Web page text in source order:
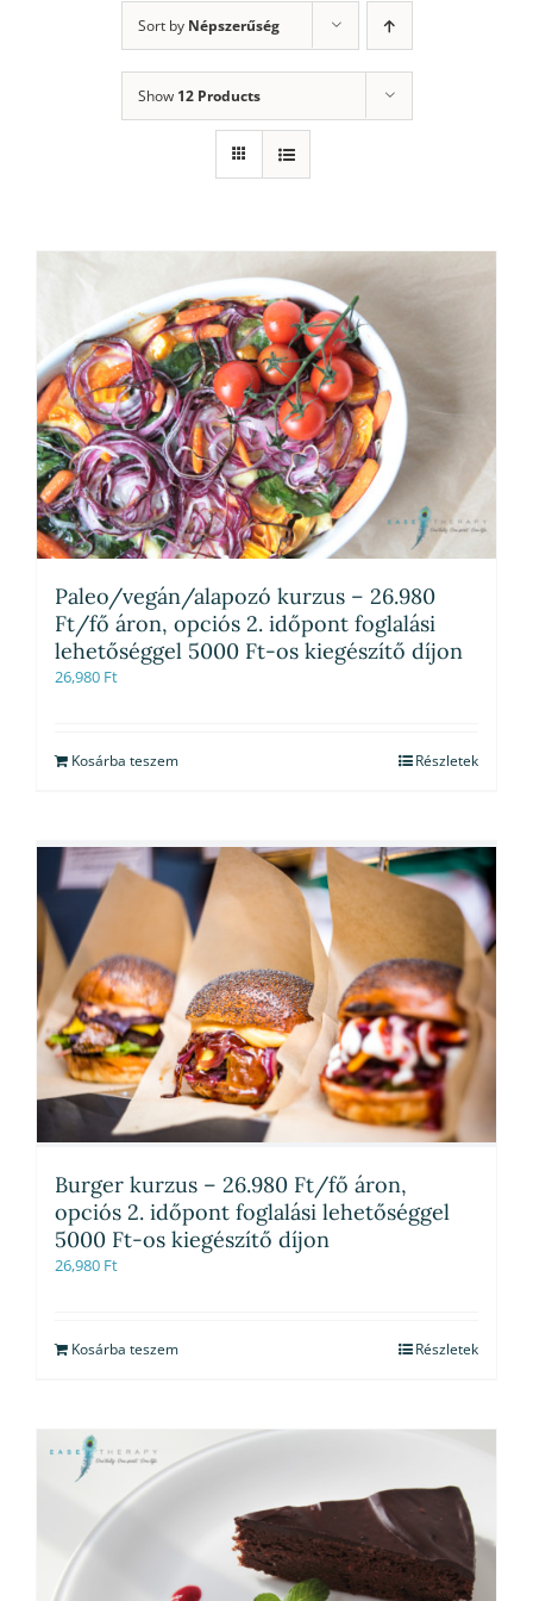
Sort by Népszerűség
Show 12 Products
Paleo/vegán/alapozó kurzus – 26.980
Ft/fő áron, opciós 2. időpont foglalási
lehetőséggel 5000 Ft-os kiegészítő díjon
26,980 Ft
Kosárba teszem Részletek
Burger kurzus – 26.980 Ft/fő áron,
opciós 2. időpont foglalási lehetőséggel
5000 Ft-os kiegészítő díjon
26,980 Ft
Kosárba teszem Részletek